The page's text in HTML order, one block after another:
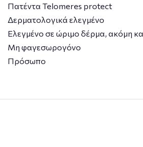
Πατέντα Telomeres protect
Δερματολογικά ελεγμένο
Ελεγμένο σε ώριμο δέρμα, ακόμη
Μη φαγεσωρογόνο
Πρόσωπο